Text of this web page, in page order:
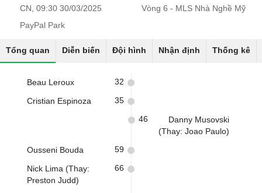
CN, 09:30 30/03/2025
Vòng 6 - MLS Nhà Nghề Mỹ
PayPal Park
Tổng quan Diễn biến Đội hình Nhận định Thống kê
Beau Leroux 32
Cristian Espinoza 35
Danny Musovski
(Thay: Joao Paulo)
46
Ousseni Bouda 59
Nick Lima (Thay:
Preston Judd)
66